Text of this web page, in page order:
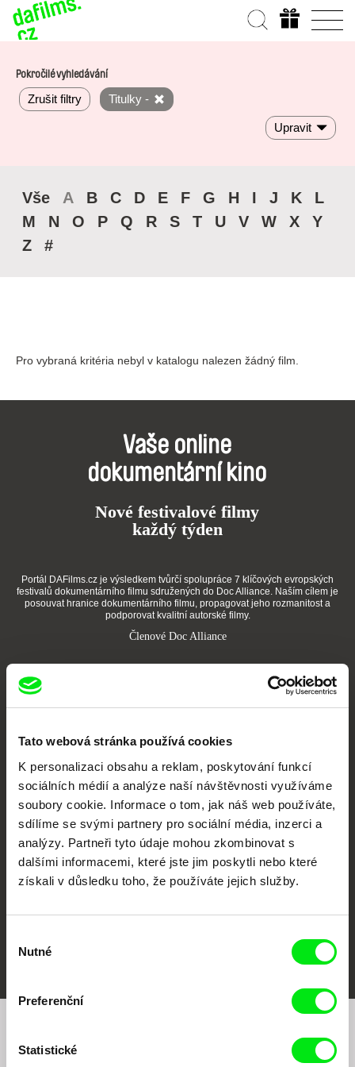
Tato webová stránka používá cookies
K personalizaci obsahu a reklam, poskytování funkcí
sociálních médií a analýze naší návštěvnosti využíváme
soubory cookie. Informace o tom, jak náš web používáte,
sdílíme se svými partnery pro sociální média, inzerci a
analýzy. Partneři tyto údaje mohou zkombinovat s
dalšími informacemi, které jste jim poskytli nebo které
získali v důsledku toho, že používáte jejich služby.
souhlasu
Nutné
Preferenční
Statistické
Pokročilé vyhledávání
Zrušit filtry Titulky -
Upravit
Vše A B C D E F G H I J K
L
M
N O P Q R S T U V W X
Y
Z
#
Pro vybraná kritéria nebyl v katalogu nalezen žádný film.
Vaše online
dokumentární kino
Nové festivalové filmy
každý týden
Portál DAFilms.cz je výsledkem tvůrčí spolupráce 7 klíčových evropských
festivalů dokumentárního filmu sdružených do Doc Alliance. Naším cílem je
posouvat hranice dokumentárního filmu, propagovat jeho rozmanitost a
podporovat kvalitní autorské filmy.
Členové Doc Alliance
CPH:DOX Doclisboa
Millennium Docs
Against Gravity
DOK Leipzig
Chcete být pravidelně informováni o našem